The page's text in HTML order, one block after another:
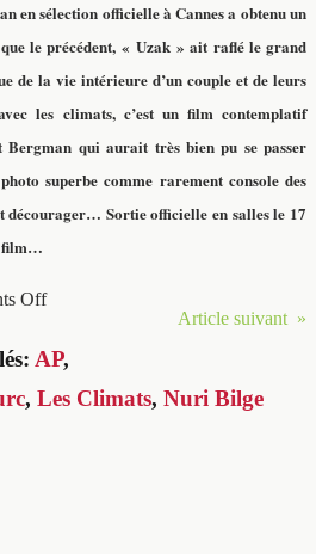
en sélection officielle à Cannes a obtenu un
le précédent, « Uzak » ait raflé le grand
de la vie intérieure d’un couple et de leurs
les climats, c’est un film contemplatif
qui aurait très bien pu se passer
superbe comme rarement console des
Sortie officielle en salles le 17
film…
Article suivant »
Off
AP,
, Les Climats, Nuri Bilge